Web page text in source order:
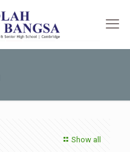
Show all